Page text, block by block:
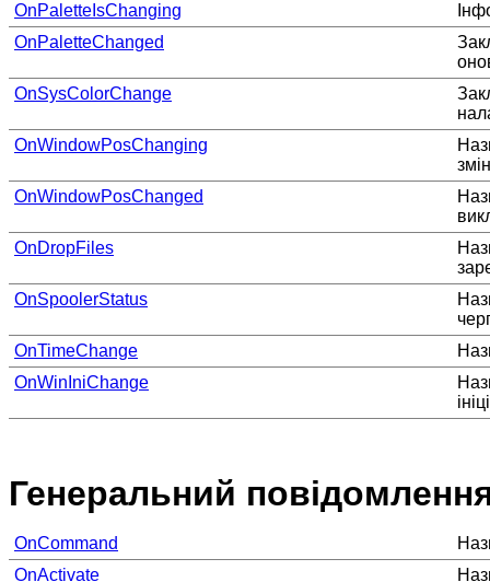
OnPaletteIsChanging
OnPaletteChanged
OnSysColorChange
OnWindowPosChanging
OnWindowPosChanged
OnDropFiles
OnSpoolerStatus
OnTimeChange
OnWinIniChange
Генеральний
OnCommand
OnActivate